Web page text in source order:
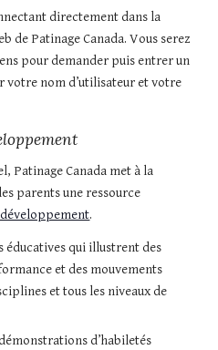
directement dans la
de Patinage Canada. Vous serez
pour demander puis entrer un
votre nom d’utilisateur et votre
Patinage Canada met à la
parents une ressource
.
éducatives qui illustrent des
et des mouvements
et tous les niveaux de
d’habiletés